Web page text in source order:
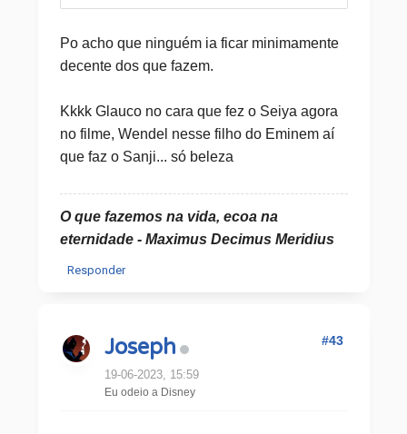
Po acho que ninguém ia ficar minimamente
decente dos que fazem.
Kkkk Glauco no cara que fez o Seiya agora
no filme, Wendel nesse filho do Eminem aí
que faz o Sanji... só beleza
O que fazemos na vida, ecoa na
eternidade - Maximus Decimus Meridius
Responder
Joseph
19-06-2023, 15:59
Eu odeio a Disney
#43